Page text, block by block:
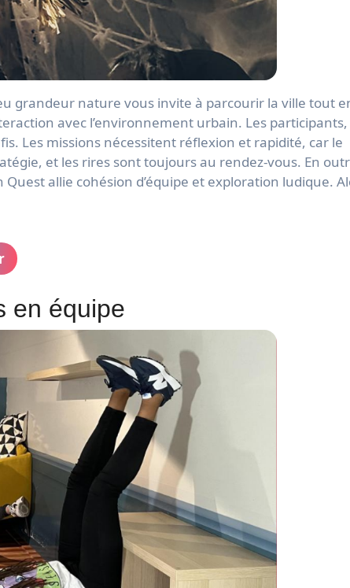
grandeur nature vous invite à parcourir la ville tout
avec l’environnement urbain. Les participants,
Les missions nécessitent réflexion et rapidité, car le
et les rires sont toujours au rendez-vous. En
allie cohésion d’équipe et exploration ludique.
en équipe